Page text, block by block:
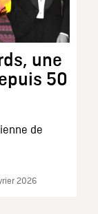
une
50
de
2026